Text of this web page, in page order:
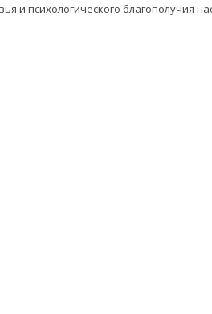
и психологического благополучия